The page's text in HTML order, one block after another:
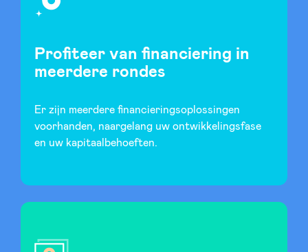
fr
Profiteer van financiering in
meerdere rondes
Er zijn meerdere financieringsoplossingen
voorhanden, naargelang uw ontwikkelingsfase
en uw kapitaalbehoeften.